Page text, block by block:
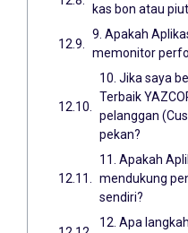
kas bon atau
9. Apakah
memonitor
10. Jika saya
Terbaik
pelanggan
pekan?
11. Apakah
mendukung
sendiri?
12. Apa